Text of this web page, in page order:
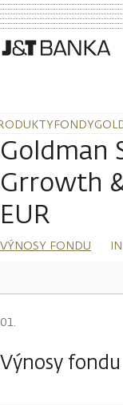
FONDY
Goldman
Grrowth
EUR
VÝNOSY FONDU
Výnosy fondu